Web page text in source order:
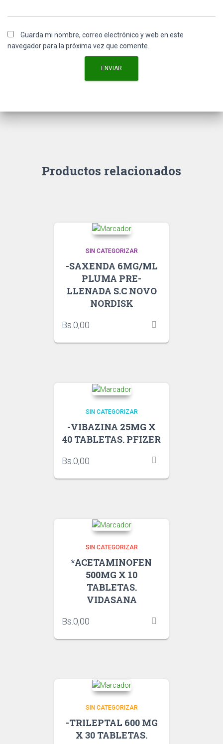
Guarda mi nombre, correo electrónico y web en este
navegador para la próxima vez que comente.
Productos relacionados
SIN CATEGORIZAR
-SAXENDA 6MG/ML
PLUMA PRE-
LLENADA S.C NOVO
NORDISK
Bs.0,00
SIN CATEGORIZAR
-VIBAZINA 25MG X
40 TABLETAS. PFIZER
Bs. 0,00
SIN CATEGORIZAR
*ACETAMINOFEN
500MG X 10
TABLETAS.
VIDASANA
Bs. 0,00
SIN CATEGORIZAR
-TRILEPTAL 600 MG
X 30 TABLETAS.